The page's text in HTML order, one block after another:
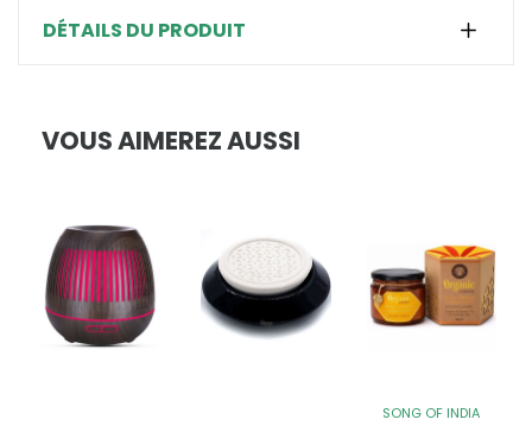
DÉTAILS DU PRODUIT
VOUS AIMEREZ AUSSI
SONG OF INDIA